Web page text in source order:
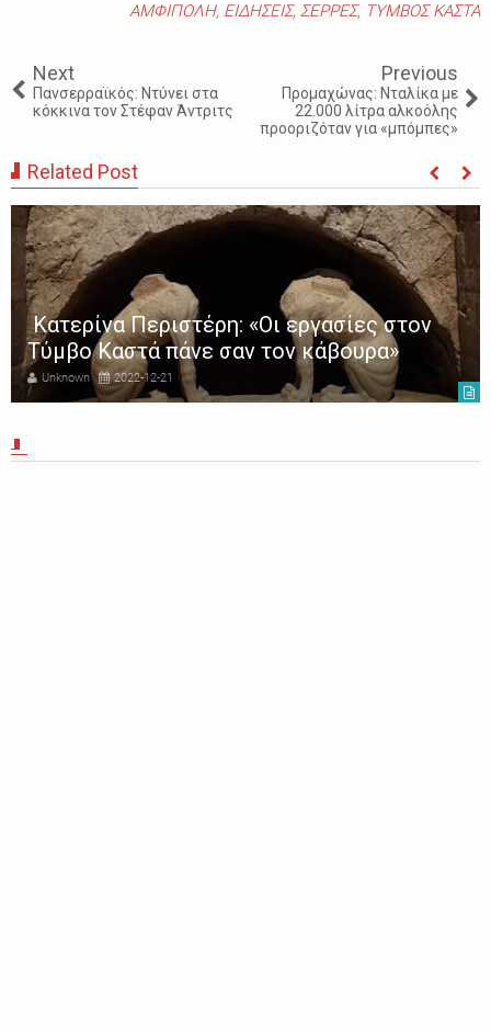
ΑΜΦΙΠΟΛΗ, ΕΙΔΗΣΕΙΣ, ΣΕΡΡΕΣ, ΤΥΜΒΟΣ ΚΑΣΤΑ
Next
Πανσερραϊκός: Ντύνει στα
κόκκινα τον Στέφαν Άντριτς
Previous
Προμαχώνας: Νταλίκα με
22.000 λίτρα αλκοόλης
προοριζόταν για «μπόμπες»
Related Post
Κατερίνα Περιστέρη: «Οι εργασίες στον
Τύμβο Καστά πάνε σαν τον κάβουρα»
Unknown 2022-12-21